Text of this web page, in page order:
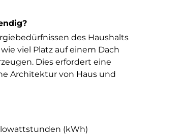
des Haushalts
viel Platz auf einem Dach
Dies erfordert eine
Architektur von Haus und
(kWh)